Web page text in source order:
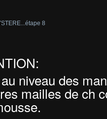
niveau des
mailles de ch